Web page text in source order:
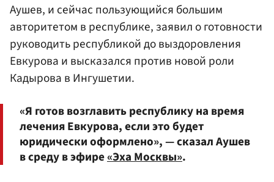
Аушев, и сейчас пользующийся большим
авторитетом в республике, заявил о готовности
руководить республикой до выздоровления
Евкурова и высказался против новой роли
Кадырова в Ингушетии.
«Я готов возглавить республику на время
лечения Евкурова, если это будет
юридически оформлено», — сказал Аушев
в среду в эфире«Эха Москвы».